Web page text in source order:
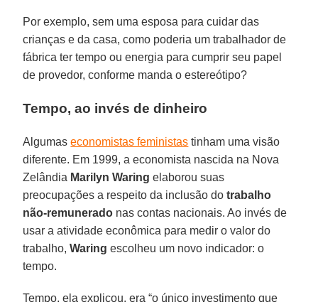
Por exemplo, sem uma esposa para cuidar das
crianças e da casa, como poderia um trabalhador de
fábrica ter tempo ou energia para cumprir seu papel
de provedor, conforme manda o estereótipo?
Tempo, ao invés de dinheiro
Algumaseconomistas feministas tinham uma visão
diferente. Em 1999, a economista nascida na Nova
Zelândia Marilyn Waring elaborou suas
preocupações a respeito da inclusão dotrabalho
não-remunerado nas contas nacionais. Ao invés de
usar a atividade econômica para medir o valor do
trabalho,Waring escolheu um novo indicador: o
tempo.
Tempo, ela explicou, era “o único investimento que